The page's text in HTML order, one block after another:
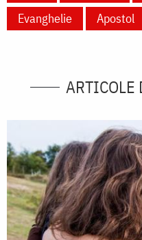
Evanghelie
Apostol
ARTICOLE